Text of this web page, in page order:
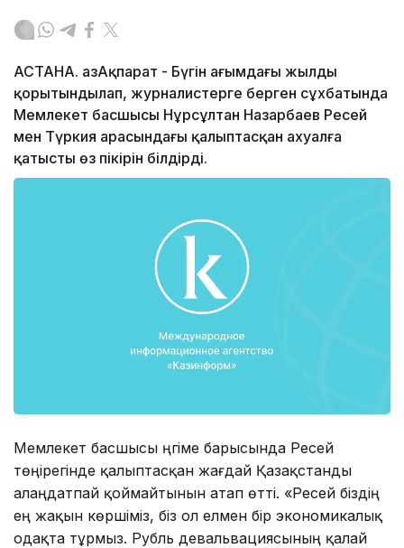
АСТАНА. ҚазАқпарат - Бүгін ағымдағы жылды
қорытындылап, журналистерге берген сұхбатында
Мемлекет басшысы Нұрсұлтан Назарбаев Ресей
мен Түркия арасындағы қалыптасқан ахуалға
қатысты өз пікірін білдірді.
Мемлекет басшысы әңгіме барысында Ресей
төңірегінде қалыптасқан жағдай Қазақстанды
алаңдатпай қоймайтынын атап өтті. «Ресей біздің
ең жақын көршіміз, біз ол елмен бір экономикалық
одақта тұрмыз. Рубль девальвациясының қалай